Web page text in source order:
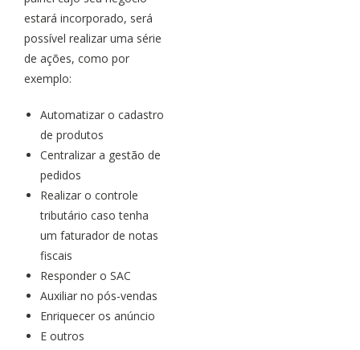
estará incorporado, será
possível realizar uma série
de ações, como por
exemplo:
Automatizar o cadastro
de produtos
Centralizar a gestão de
pedidos
Realizar o controle
tributário caso tenha
um faturador de notas
fiscais
Responder o SAC
Auxiliar no pós-vendas
Enriquecer os anúncio
E outros